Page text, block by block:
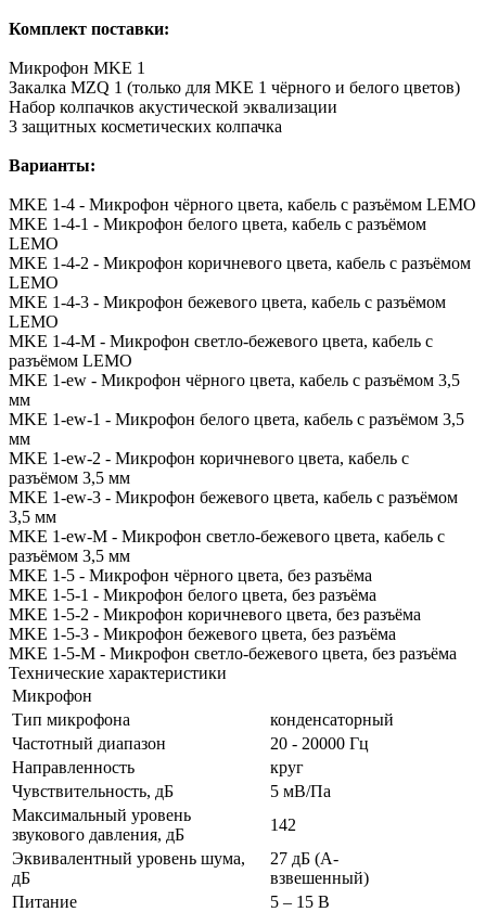
Комплект поставки:
Микрофон MKE 1
Закалка MZQ 1 (только для MKE 1 чёрного и белого цветов)
Набор колпачков акустической эквализации
3 защитных косметических колпачка
Варианты:
MKE 1-4 - Микрофон чёрного цвета, кабель с разъёмом LEMO
MKE 1-4-1 - Микрофон белого цвета, кабель с разъёмом
LEMO
MKE 1-4-2 - Микрофон коричневого цвета, кабель с разъёмом
LEMO
MKE 1-4-3 - Микрофон бежевого цвета, кабель с разъёмом
LEMO
MKE 1-4-М - Микрофон светло-бежевого цвета, кабель с
разъёмом LEMO
MKE 1-ew - Микрофон чёрного цвета, кабель с разъёмом 3,5
мм
MKE 1-ew-1 - Микрофон белого цвета, кабель с разъёмом 3,5
мм
MKE 1-ew-2 - Микрофон коричневого цвета, кабель с
разъёмом 3,5 мм
MKE 1-ew-3 - Микрофон бежевого цвета, кабель с разъёмом
3,5 мм
MKE 1-ew-М - Микрофон светло-бежевого цвета, кабель с
разъёмом 3,5 мм
MKE 1-5 - Микрофон чёрного цвета, без разъёма
MKE 1-5-1 - Микрофон белого цвета, без разъёма
MKE 1-5-2 - Микрофон коричневого цвета, без разъёма
MKE 1-5-3 - Микрофон бежевого цвета, без разъёма
MKE 1-5-М - Микрофон светло-бежевого цвета, без разъёма
Технические характеристики
Микрофон
Тип микрофона
конденсаторный
Частотный диапазон
20 - 20000 Гц
Направленность
круг
Чувствительность, дБ
5 мВ/Па
Максимальный уровень
звукового давления, дБ
142
Эквивалентный уровень шума,
дБ
27 дБ (А-
взвешенный)
Питание
5 – 15 В